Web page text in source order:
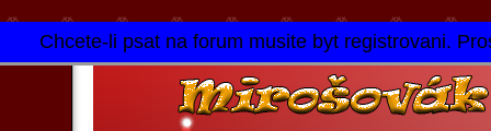
Chcete-li psat na forum musite byt registrovani.